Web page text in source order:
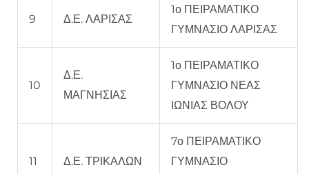
9 Δ.Ε. ΛΑΡΙΣΑΣ
1ο ΠΕΙΡΑΜΑΤΙΚΟ
ΓΥΜΝΑΣΙΟ ΛΑΡΙΣΑΣ
10
Δ.Ε.
ΜΑΓΝΗΣΙΑΣ
1ο ΠΕΙΡΑΜΑΤΙΚΟ
ΓΥΜΝΑΣΙΟ ΝΕΑΣ
ΙΩΝΙΑΣ ΒΟΛΟΥ
11 Δ.Ε. ΤΡΙΚΑΛΩΝ
7ο ΠΕΙΡΑΜΑΤΙΚΟ
ΓΥΜΝΑΣΙΟ